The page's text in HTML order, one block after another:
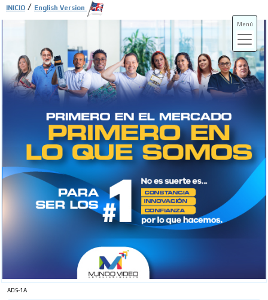
ADS-1A
Menú
INICIO / English Version
ADS-3A
ADS-3B